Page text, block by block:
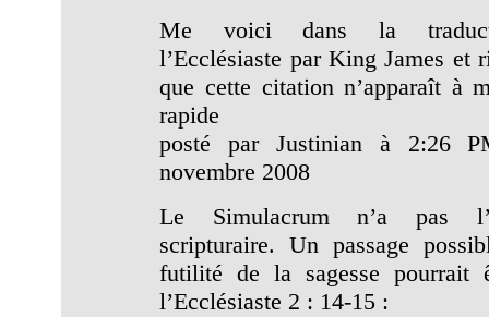
Me voici dans la
l’Ecclésiaste par King James et
que cette citation n’apparaît à
rapide
posté par Justinian à 2:26
novembre 2008
Le Simulacrum n’a pas
scripturaire. Un passage
futilité de la sagesse pourrait
l’Ecclésiaste 2 : 14-15 :